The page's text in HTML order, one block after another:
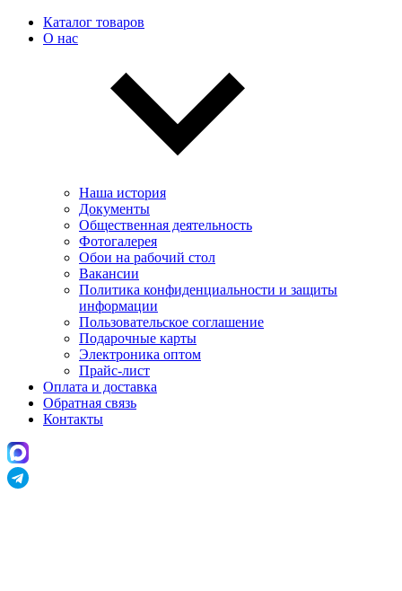
Каталог товаров
О нас
Наша история
Документы
Общественная деятельность
Фотогалерея
Обои на рабочий стол
Вакансии
Политика конфиденциальности и защиты
информации
Пользовательскоe соглашение
Подарочные карты
Электроника оптом
Прайс-лист
Оплата и доставка
Обратная связь
Контакты